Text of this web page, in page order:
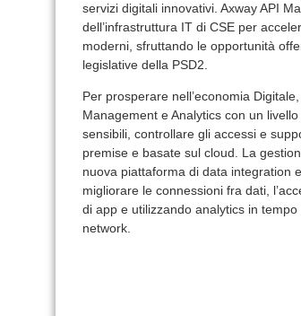
servizi digitali innovativi. Axway API
dell’infrastruttura IT di CSE per
moderni, sfruttando le opportunità
legislative della PSD2.
Per prosperare nell’economia
Management e Analytics con un
sensibili, controllare gli accessi e
premise e basate sul cloud. La
nuova piattaforma di data integration
migliorare le connessioni fra dati,
di app e utilizzando analytics in
network.